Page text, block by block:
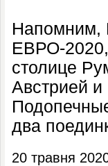
Напомним,
ЕВРО-
столице
Австрией
два
20 травня